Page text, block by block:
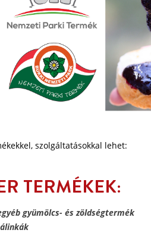
szolgáltatásokkal lehet:
TERMÉKEK:
gyümölcs- és zöldségtermék